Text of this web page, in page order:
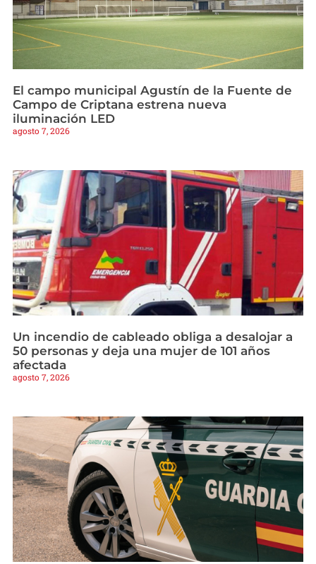
El campo municipal Agustín de la Fuente de
Campo de Criptana estrena nueva
iluminación LED
agosto 7, 2026
Un incendio de cableado obliga a desalojar a
50 personas y deja una mujer de 101 años
afectada
agosto 7, 2026